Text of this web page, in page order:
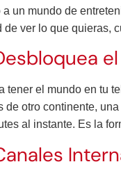
a un mundo de
de ver lo que quieras,
tener el mundo en tu
de otro continente,
al instante. Es la